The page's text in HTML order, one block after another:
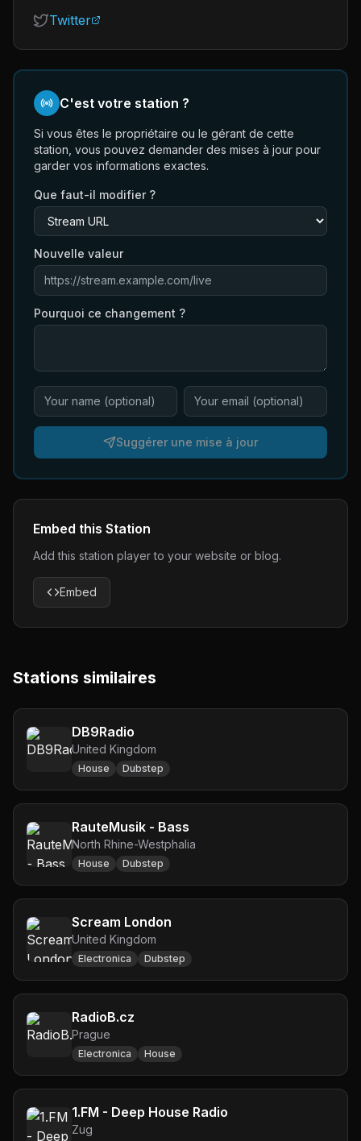
Twitter
C'est votre station ?
Si vous êtes le propriétaire ou le gérant de cette
station, vous pouvez demander des mises à jour pour
garder vos informations exactes.
Que faut-il modifier ?
Nouvelle valeur
Pourquoi ce changement ?
Suggérer une mise à jour
Embed this Station
Add this station player to your website or blog.
Embed
Stations similaires
DB9Radio
United Kingdom
House Dubstep
RauteMusik - Bass
North Rhine-Westphalia
House Dubstep
Scream London
United Kingdom
Electronica Dubstep
RadioB.cz
Prague
Electronica House
1.FM - Deep House Radio
Zug